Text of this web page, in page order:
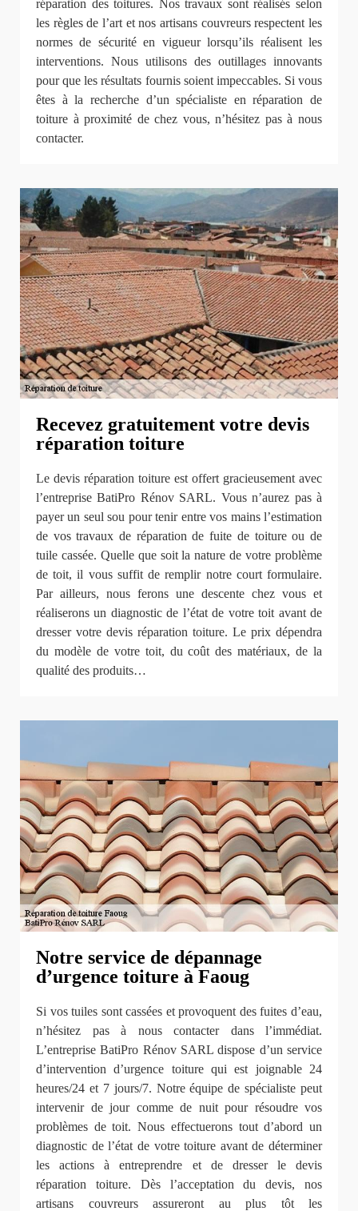
réparation des toitures. Nos travaux sont réalisés selon
les règles de l’art et nos artisans couvreurs respectent les
normes de sécurité en vigueur lorsqu’ils réalisent les
interventions. Nous utilisons des outillages innovants
pour que les résultats fournis soient impeccables. Si vous
êtes à la recherche d’un spécialiste en réparation de
toiture à proximité de chez vous, n’hésitez pas à nous
contacter.
Recevez gratuitement votre devis
réparation toiture
Le devis réparation toiture est offert gracieusement avec
l’entreprise BatiPro Rénov SARL. Vous n’aurez pas à
payer un seul sou pour tenir entre vos mains l’estimation
de vos travaux de réparation de fuite de toiture ou de
tuile cassée. Quelle que soit la nature de votre problème
de toit, il vous suffit de remplir notre court formulaire.
Par ailleurs, nous ferons une descente chez vous et
réaliserons un diagnostic de l’état de votre toit avant de
dresser votre devis réparation toiture. Le prix dépendra
du modèle de votre toit, du coût des matériaux, de la
qualité des produits…
Notre service de dépannage
d’urgence toiture à Faoug
Si vos tuiles sont cassées et provoquent des fuites d’eau,
n’hésitez pas à nous contacter dans l’immédiat.
L’entreprise BatiPro Rénov SARL dispose d’un service
d’intervention d’urgence toiture qui est joignable 24
heures/24 et 7 jours/7. Notre équipe de spécialiste peut
intervenir de jour comme de nuit pour résoudre vos
problèmes de toit. Nous effectuerons tout d’abord un
diagnostic de l’état de votre toiture avant de déterminer
les actions à entreprendre et de dresser le devis
réparation toiture. Dès l’acceptation du devis, nos
artisans couvreurs assureront au plus tôt les